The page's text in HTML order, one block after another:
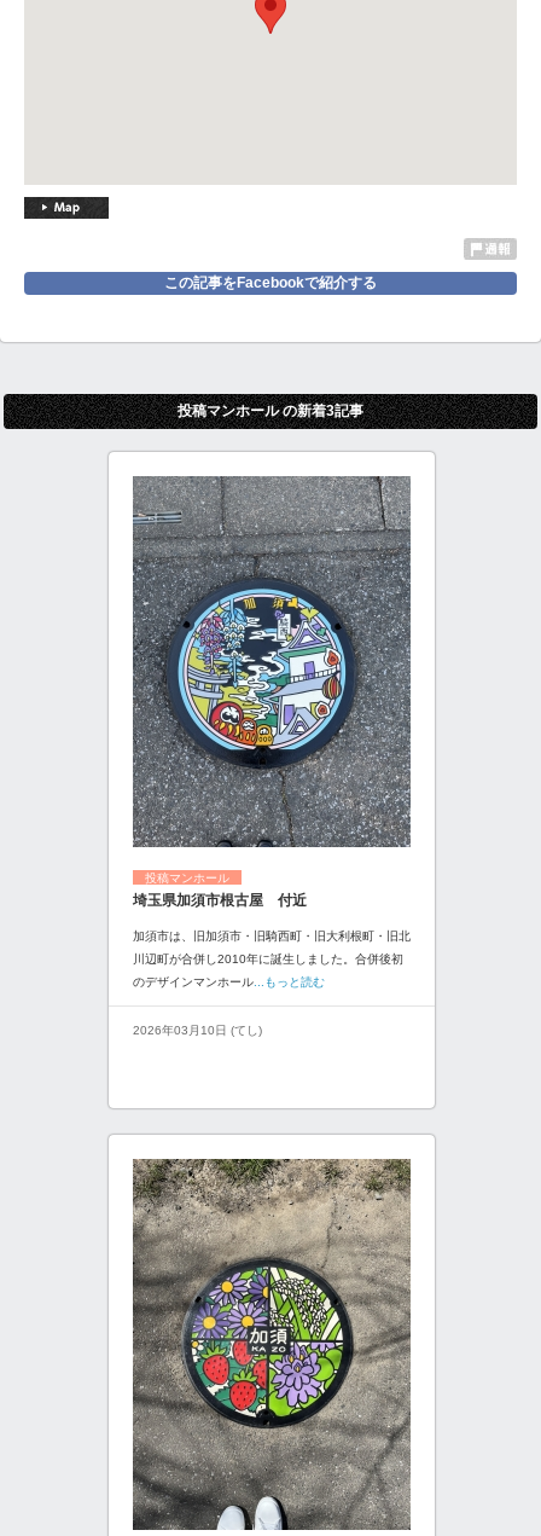
この記事をFacebookで紹介する
投稿マンホール の新着3記事
投稿マンホール
埼玉県加須市根古屋 付近
加須市は、旧加須市・旧騎西町・旧大利根町・旧北
川辺町が合併し2010年に誕生しました。合併後初
のデザインマンホール ...もっと読む
2026年03月10日 (てし)